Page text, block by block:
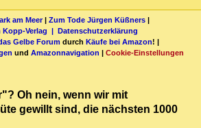
am Meer| Zum Tode Jürgen Küßners |
Kopp-Verlag | Datenschutzerklärung
Gelbe Forum durch Käufe bei Amazon! |
und Amazonnavigation | Cookie-Einstellungen
Oh nein, wenn wir mit
gewillt sind, die nächsten 1000